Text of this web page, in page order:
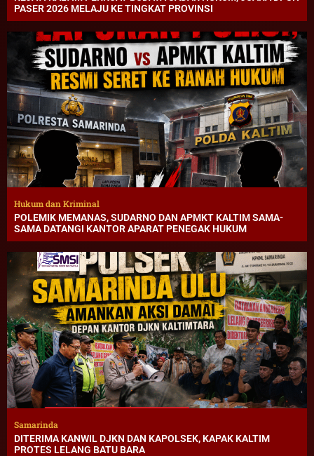
PASER 2026 MELAJU KE TINGKAT PROVINSI
Hukum dan Kriminal
POLEMIK MEMANAS, SUDARNO DAN APMKT KALTIM SAMA-
SAMA DATANGI KANTOR APARAT PENEGAK HUKUM
Samarinda
DITERIMA KANWIL DJKN DAN KAPOLSEK, KAPAK KALTIM
PROTES LELANG BATU BARA